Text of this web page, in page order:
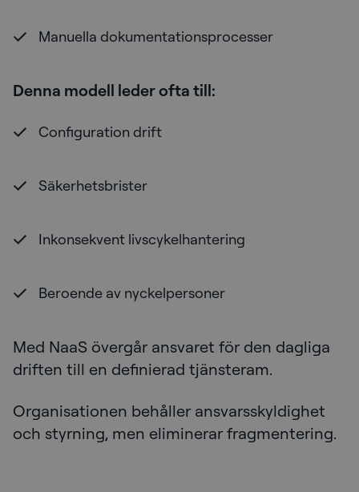
Manuella dokumentationsprocesser
Denna modell leder ofta till:
Configuration drift
Säkerhetsbrister
Inkonsekvent livscykelhantering
Beroende av nyckelpersoner
Med NaaS övergår ansvaret för den dagliga
driften till en definierad tjänsteram.
Organisationen behåller ansvarsskyldighet
och styrning, men eliminerar fragmentering.